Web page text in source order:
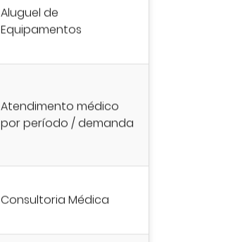
Aluguel de
Equipamentos
Atendimento médico
por período / demanda
Consultoria Médica